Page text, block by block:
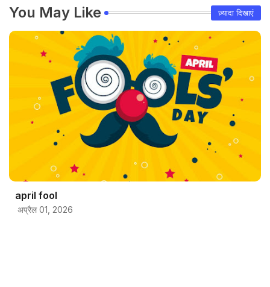
You May Like ज़्यादा दिखाएं
april fool
अप्रैल 01, 2026